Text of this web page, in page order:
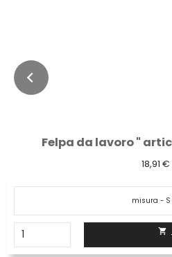
Felpa da lavoro "
18,91 €
